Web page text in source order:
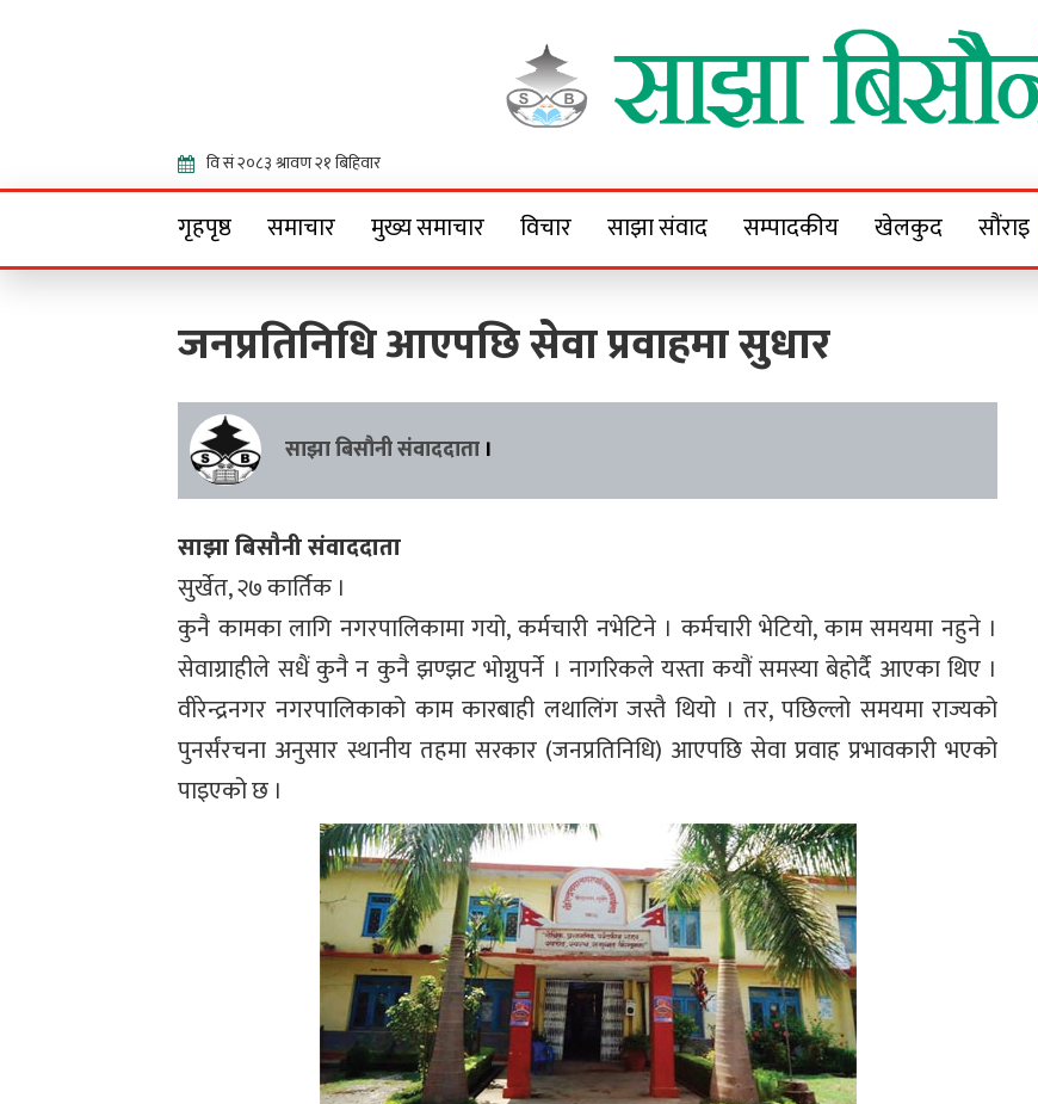
Sajha Bisaunee
गृहपृष्ठ समाचार मुख्य समाचार विचार साझा संवाद सम्पादकीय खेलकुद सौंराइ
जनप्रतिनिधि आएपछि सेवा प्रवाहमा सुधार
साझा बिसौनी संवाददाता ।
साझा बिसौनी संवाददाता
सुर्खेत, २७ कार्तिक ।
कुनै कामका लागि नगरपालिकामा गयो, कर्मचारी नभेटिने । कर्मचारी भेटियो, काम समयमा नहुने ।
सेवाग्राहीले सधैं कुनै न कुनै झण्झट भोग्नुपर्ने । नागरिकले यस्ता कयौं समस्या बेहोर्दै आएका थिए ।
वीरेन्द्रनगर नगरपालिकाको काम कारबाही लथालिंग जस्तै थियो । तर, पछिल्लो समयमा राज्यको
पुनर्संरचना अनुसार स्थानीय तहमा सरकार (जनप्रतिनिधि) आएपछि सेवा प्रवाह प्रभावकारी भएको
पाइएको छ ।